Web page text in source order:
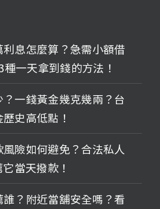
息怎麼算？急需小額借
一天拿到錢的方法！
一錢黃金幾克幾兩？台
史高低點！
險如何避免？合法私人
當天撥款！
？附近當舖安全嗎？看